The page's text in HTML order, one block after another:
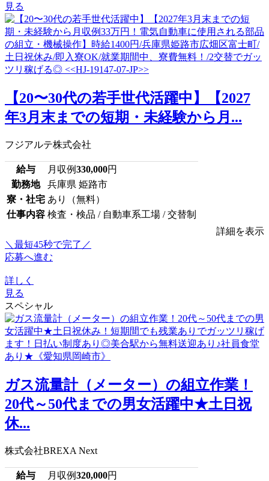
見る
【20〜30代の若手世代活躍中】【2027
年3月末までの短期・未経験から月...
フジアルテ株式会社
給与 月収例330,000円
勤務地
兵庫県 姫路市
寮・社宅 あり（無料）
仕事内容 検査・検品 / 自動車系工場 / 交替制
詳細を表示
＼最短45秒で完了／
応募へ進む
詳しく
見る
スペシャル
ガス流量計（メーター）の組立作業！
20代～50代までの男女活躍中★土日祝
休...
株式会社BREXA Next
給与 月収例320,000円